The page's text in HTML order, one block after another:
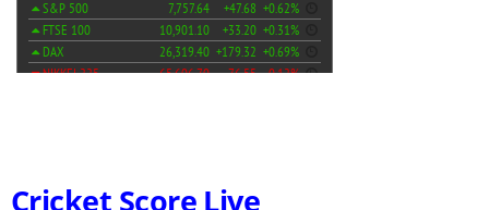
Cricket Score Live